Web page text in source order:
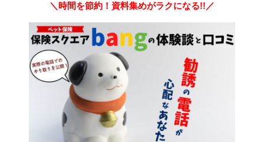
＼時間を節約！資料集めがラクになる!!／